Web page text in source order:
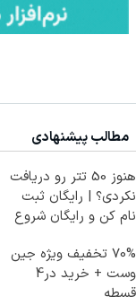
مطالب پیشنهادی
هنوز 50 تتر رو دریافت
نکردی؟ | رایگان ثبت
نام کن و رایگان شروع
70% تخفیف ویژه جین
وست + خرید در4
قسطه